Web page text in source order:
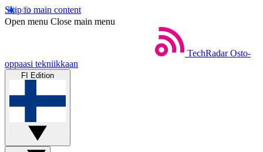
Skip to main content
Open menu Close main menu
TechRadar Osto-
oppaasi tekniikkaan
FI Edition